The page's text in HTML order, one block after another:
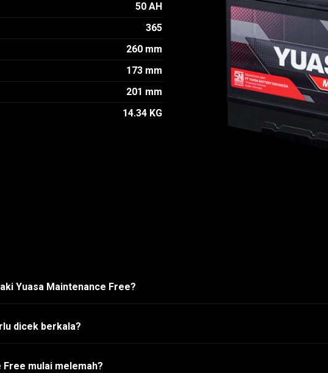
50 AH
365
260 mm
173 mm
201 mm
14.34 KG
Yuasa Maintenance Free?
dicek berkala?
mulai melemah?